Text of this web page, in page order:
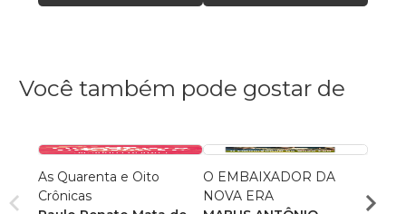
Você também pode gostar de
As Quarenta e Oito
Crônicas
O EMBAIXADOR DA
NOVA ERA